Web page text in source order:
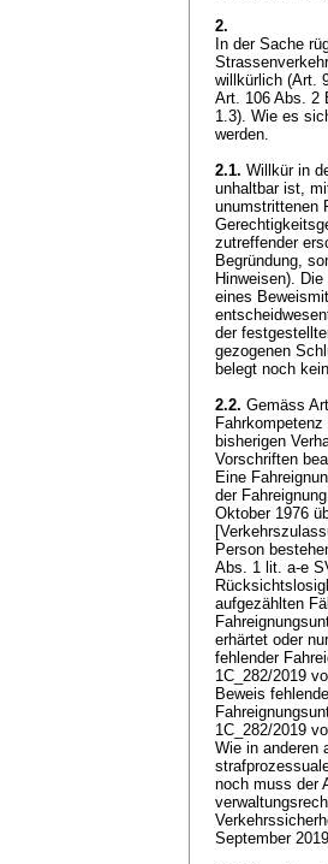
2.
In der Sache
willkürlich (Art.
Art. 106 Abs. 2
1.3). Wie es
werden.
2.1. Willkür in
unhaltbar ist,
unumstrittenen
zutreffender
Begründung,
Hinweisen).
eines
der
gezogenen
belegt noch
2.2. Gemäss
bisherigen
Vorschriften
Eine
der
Oktober 1976
Person
Abs. 1 lit. a-e
aufgezählten
erhärtet oder
fehlender
1C_282/2019
Beweis
1C_282/2019
Wie in anderen
noch muss der
September